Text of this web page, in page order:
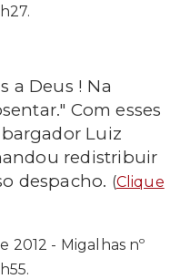
a Deus ! Na
Com esses
Luiz
redistribuir
despacho. (Clique
2012 - Migalhas nº